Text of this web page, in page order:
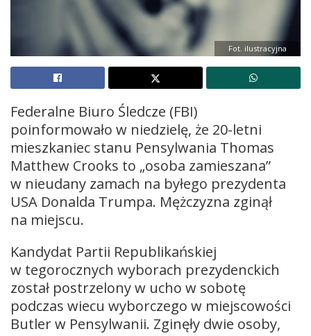
Fot. ilustracyjna
Federalne Biuro Śledcze (FBI)
poinformowało w niedzielę, że 20-letni
mieszkaniec stanu Pensylwania Thomas
Matthew Crooks to „osoba zamieszana”
w nieudany zamach na byłego prezydenta
USA Donalda Trumpa. Mężczyzna zginął
na miejscu.
Kandydat Partii Republikańskiej
w tegorocznych wyborach prezydenckich
został postrzelony w ucho w sobotę
podczas wiecu wyborczego w miejscowości
Butler w Pensylwanii. Zginęły dwie osoby,